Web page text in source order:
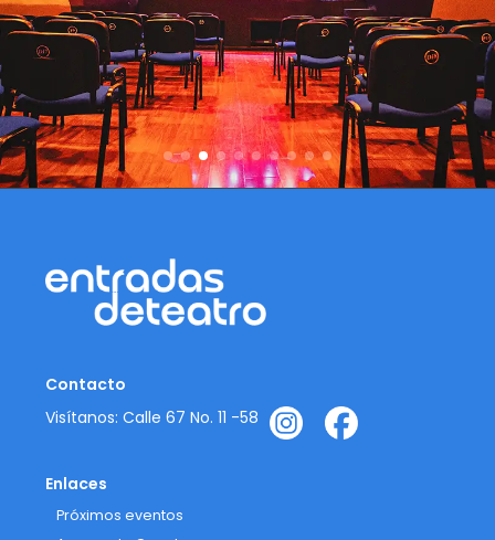
Contacto
Visítanos: Calle 67 No. 11 -58
Enlaces
Próximos eventos